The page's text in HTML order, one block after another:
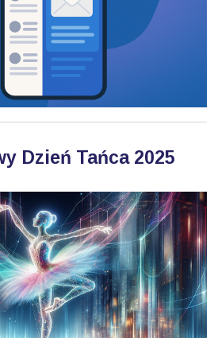
Dzień Tańca 2025